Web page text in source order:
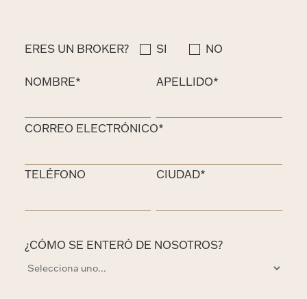
ERES UN BROKER? SI NO
NOMBRE* APELLIDO*
CORREO ELECTRÓNICO*
TELÉFONO CIUDAD*
¿CÓMO SE ENTERÓ DE NOSOTROS?